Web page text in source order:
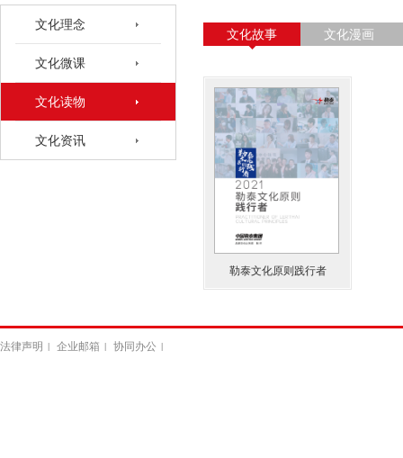
文化理念
文化微课
文化读物
文化资讯
文化故事 文化漫画
勒泰文化原则践行者
法律声明 企业邮箱 协同办公